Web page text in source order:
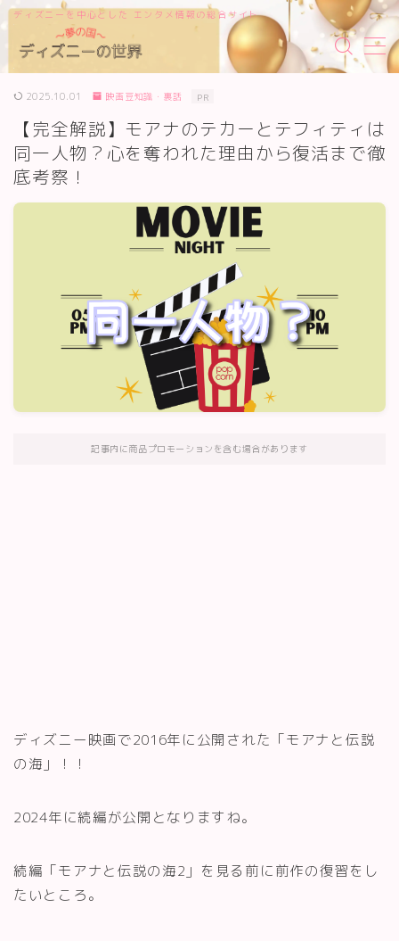
ディズニーを中心とした エンタメ情報の総合サイト
サイトマップ
お問い合わせ
2025.10.01 映画豆知識・裏話 PR
【完全解説】モアナのテカーとテフィティは
同一人物？心を奪われた理由から復活まで徹
底考察！
記事内に商品プロモーションを含む場合があります
ディズニー映画で2016年に公開された「モアナと伝説
の海」！！
2024年に続編が公開となりますね。
続編「モアナと伝説の海2」を見る前に前作の復習をし
たいところ。